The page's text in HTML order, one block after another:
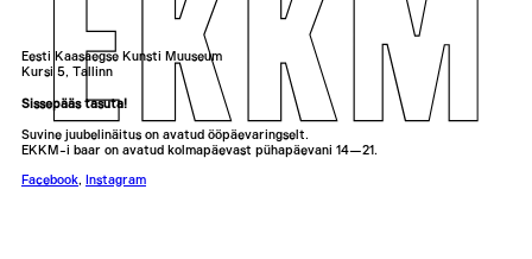
Eesti Kaasaegse Kunsti Muuseum
Kursi 5, Tallinn
Sissepääs tasuta!
Suvine juubelinäitus on avatud ööpäevaringselt.
EKKM-i baar on avatud kolmapäevast pühapäevani 14—21.
Facebook, Instagram